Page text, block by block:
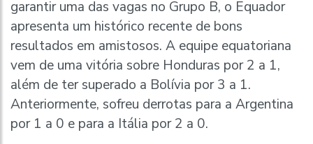
garantir uma das vagas no Grupo B, o Equador
apresenta um histórico recente de bons
resultados em amistosos. A equipe equatoriana
vem de uma vitória sobre Honduras por 2 a 1,
além de ter superado a Bolívia por 3 a 1.
Anteriormente, sofreu derrotas para a Argentina
por 1 a 0 e para a Itália por 2 a 0.